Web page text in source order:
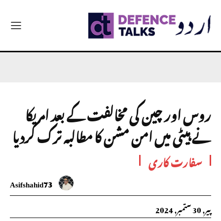
روس اور چین کی مخالفت کے بعد امریکا
نے ہیٹی میں امن مشن کا مطالبہ ترک کردیا
سفارت کاری
Asifshahid73
پیر, 30 ستمبر, 2024